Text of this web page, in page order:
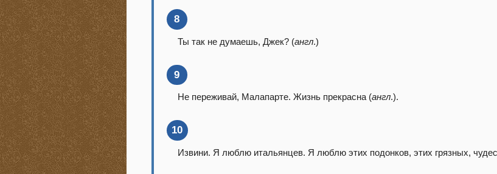
8
Ты так не думаешь, Джек? (англ.)
9
Не переживай, Малапарте. Жизнь прекрасна (англ.).
10
Извини. Я люблю итальянцев. Я люблю этих подонков, этих грязных,